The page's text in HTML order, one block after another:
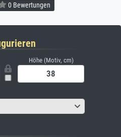
0 Bewertungen
Höhe (Motiv, cm)